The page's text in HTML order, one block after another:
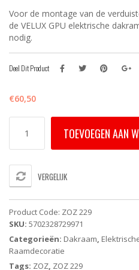
Voor de montage van de
de VELUX GPU elektrische
nodig.
Deel Dit Product
€60,50
VELUX
229
elektrisch
dakraam
aantal
TOEVOEGEN AAN
VERGELIJK
Product Code: ZOZ 229
SKU: 5702328729971
Categorieën: Dakraam,
Raamdecoratie
Tags: ZOZ, ZOZ 229